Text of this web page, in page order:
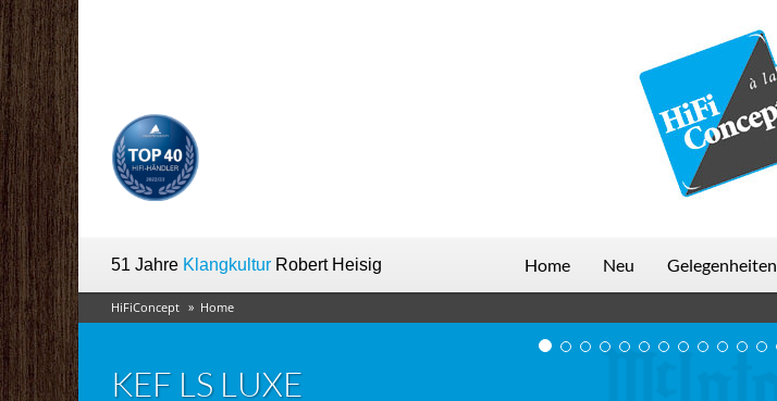
51 Jahre Klangkultur Robert Heisig Home Neu Gelegenheiten
HiFiConcept Home
KEF LS LUXE